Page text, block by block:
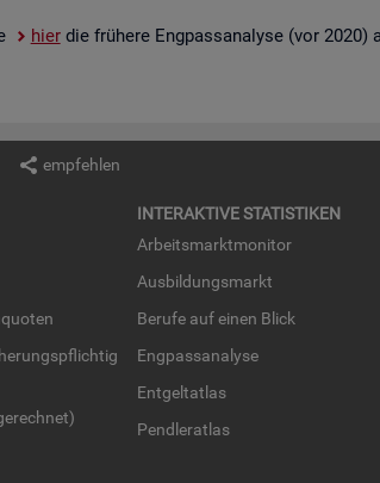
hierdie frü­he­re Eng­pass­ana­ly­se (vor 2020)
empfehlen
IN­TER­AK­TI­VE STA­TIS­TI­KEN
Ar­beits­markt­mo­ni­tor
Aus­bil­dungs­markt
Be­ru­fe auf einen Blick
Eng­pass­ana­ly­se
Ent­gel­t­at­las
Pend­ler­at­las